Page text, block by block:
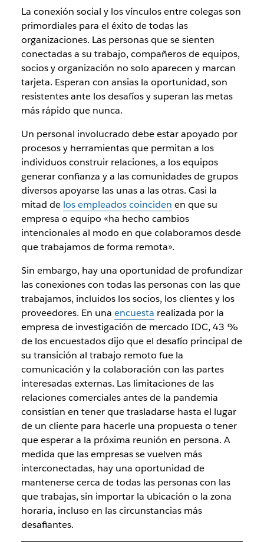
La conexión social y los vínculos entre colegas son
primordiales para el éxito de todas las
organizaciones. Las personas que se sienten
conectadas a su trabajo, compañeros de equipos,
socios y organización no solo aparecen y marcan
tarjeta. Esperan con ansias la oportunidad, son
resistentes ante los desafíos y superan las metas
más rápido que nunca.
Un personal involucrado debe estar apoyado por
procesos y herramientas que permitan a los
individuos construir relaciones, a los equipos
generar confianza y a las comunidades de grupos
diversos apoyarse las unas a las otras. Casi la
mitad de los empleados coinciden en que su
empresa o equipo «ha hecho cambios
intencionales al modo en que colaboramos desde
que trabajamos de forma remota».
Sin embargo, hay una oportunidad de profundizar
las conexiones con todas las personas con las que
trabajamos, incluidos los socios, los clientes y los
proveedores. En una encuesta realizada por la
empresa de investigación de mercado IDC, 43 %
de los encuestados dijo que el desafío principal de
su transición al trabajo remoto fue la
comunicación y la colaboración con las partes
interesadas externas. Las limitaciones de las
relaciones comerciales antes de la pandemia
consistían en tener que trasladarse hasta el lugar
de un cliente para hacerle una propuesta o tener
que esperar a la próxima reunión en persona. A
medida que las empresas se vuelven más
interconectadas, hay una oportunidad de
mantenerse cerca de todas las personas con las
que trabajas, sin importar la ubicación o la zona
horaria, incluso en las circunstancias más
desafiantes.